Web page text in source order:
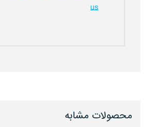
us
محصولات مشابه